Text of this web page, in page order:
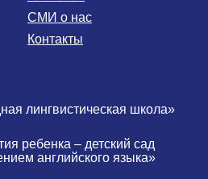
ребенка – детский сад
английского языка»
лингвистическая школа»
СМИ о нас
Контакты